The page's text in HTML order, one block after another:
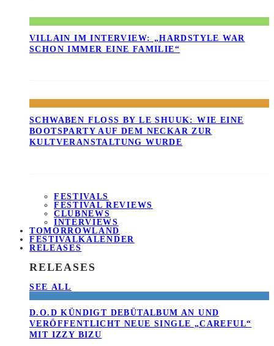
VILLAIN IM INTERVIEW: „HARDSTYLE WAR
SCHON IMMER EINE FAMILIE“
SCHWABEN FLOSS BY LE SHUUK: WIE EINE B
OOTSPARTY AUF DEM NECKAR ZUR K
ULTVERANSTALTUNG WURDE
FESTIVALS
FESTIVAL REVIEWS
CLUBNEWS
INTERVIEWS
TOMORROWLAND
FESTIVALKALENDER
RELEASES
RELEASES
SEE ALL
D.O.D KÜNDIGT DEBÜTALBUM AN UND
VERÖFFENTLICHT NEUE SINGLE „CAREFUL“
MIT IZZY BIZU